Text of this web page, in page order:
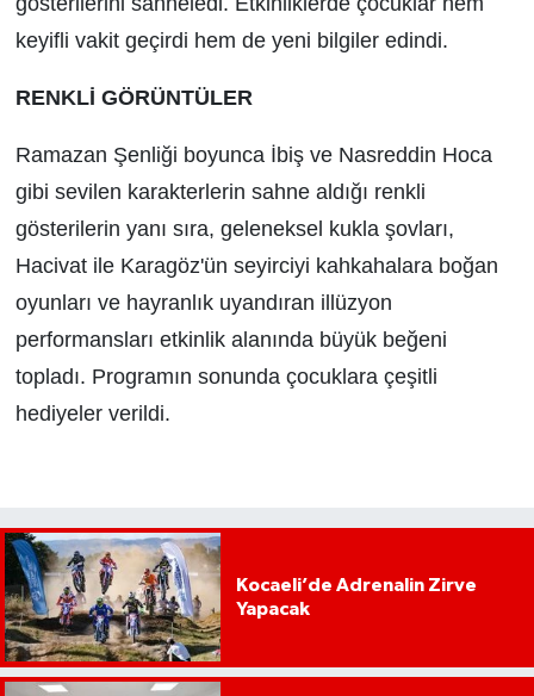
keyifli vakit geçirdi hem de yeni bilgiler edindi.
RENKLİ GÖRÜNTÜLER
Ramazan Şenliği boyunca İbiş ve Nasreddin Hoca
gibi sevilen karakterlerin sahne aldığı renkli
gösterilerin yanı sıra, geleneksel kukla şovları,
Hacivat ile Karagöz'ün seyirciyi kahkahalara boğan
oyunları ve hayranlık uyandıran illüzyon
performansları etkinlik alanında büyük beğeni
topladı. Programın sonunda çocuklara çeşitli
hediyeler verildi.
Kocaeli’de Adrenalin Zirve
Yapacak